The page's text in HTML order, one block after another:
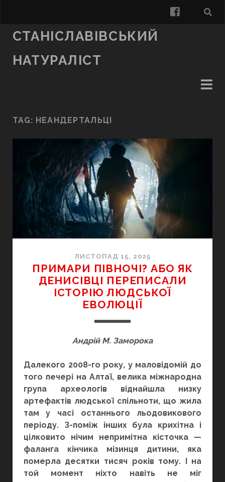
facebook
СТАНІСЛАВІВСЬКИЙ
НАТУРАЛІСТ
TAG: НЕАНДЕРТАЛЬЦІ
ЛИСТОПАД 15, 2025
ПРИМАРИ ПІВНОЧІ? АБО ЯК
ДЕНИСІВЦІ ПЕРЕПИСАЛИ
ІСТОРІЮ ЛЮДСЬКОЇ
ЕВОЛЮЦІЇ
Андрій М. Заморока
Далекого 2008-го року, у маловідомій до
того печері на Алтаї, велика міжнародна
група археологів віднайшла низку
артефактів людської спільноти, що жила
там у часі останнього льодовикового
періоду. З-поміж інших була крихітна і
цілковито нічим непримітна кісточка —
фаланга кінчика мізинця дитини, яка
померла десятки тисяч років тому. І на
той момент ніхто навіть не міг